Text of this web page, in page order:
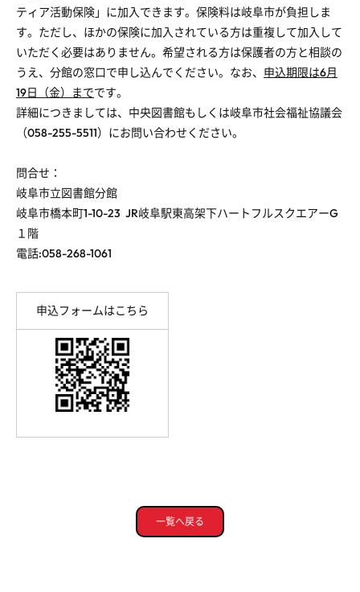
ティア活動保険」に加入できます。保険料は岐阜市が負担しま
す。ただし、ほかの保険に加入されている方は重複して加入して
いただく必要はありません。 希望される方は保護者の方と相談の
うえ、分館の窓口で申し込んでください。なお、 申込期限は6月
19日（金）までです。
詳細につきましては、中央図書館もしくは岐阜市社会福祉協議会
（058-255-5511）にお問い合わせください。
問合せ：
岐阜市立図書館分館
岐阜市橋本町1-10-23 JR岐阜駅東高架下ハートフルスクエアーG
１階
電話:058-268-1061
申込フォームはこちら
一覧へ戻る